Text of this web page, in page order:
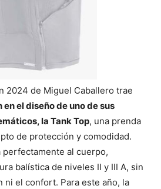
2024 de Miguel Caballero trae
el diseño de uno de sus
la Tank Top, una prenda
de protección y comodidad.
perfectamente al cuerpo,
balística de niveles II y III A, sin
ni el confort. Para este año, la